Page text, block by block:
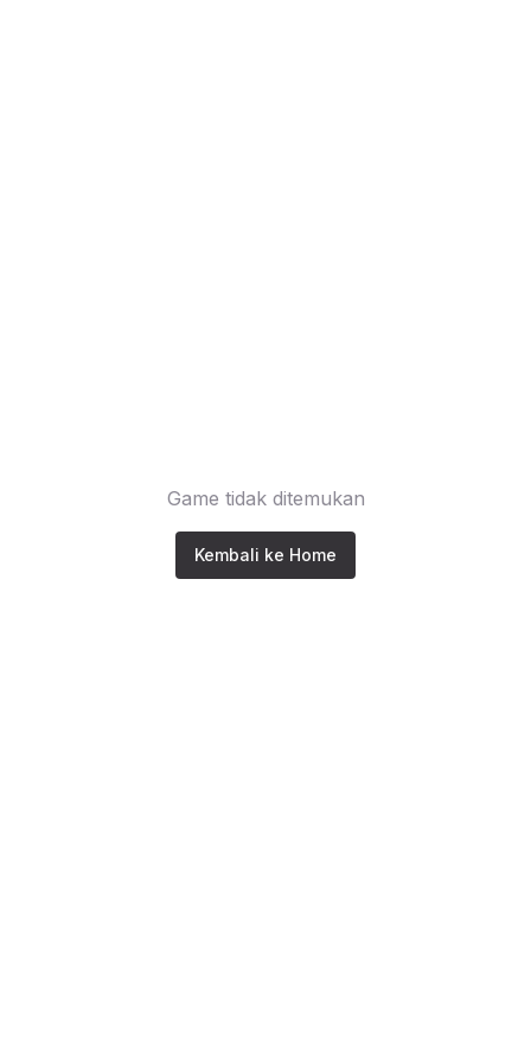
Game tidak ditemukan
Kembali ke Home